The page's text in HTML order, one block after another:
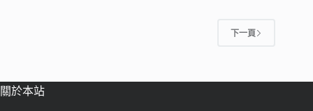
下一頁
關於本站